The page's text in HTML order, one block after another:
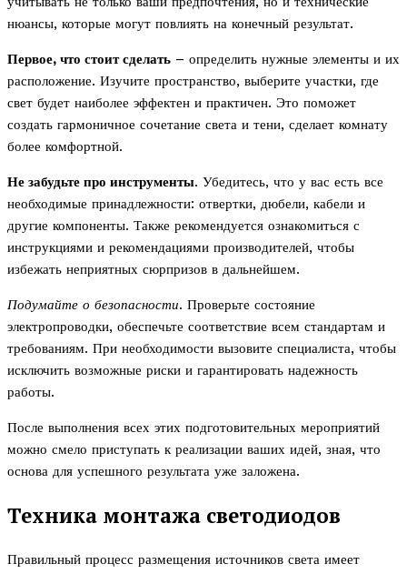
нюансы, которые могут повлиять на конечный результат.
Первое, что стоит сделать – определить нужные элементы и их
расположение. Изучите пространство, выберите участки, где
свет будет наиболее эффектен и практичен. Это поможет
создать гармоничное сочетание света и тени, сделает комнату
более комфортной.
Не забудьте про инструменты. Убедитесь, что у вас есть все
необходимые принадлежности: отвертки, дюбели, кабели и
другие компоненты. Также рекомендуется ознакомиться с
инструкциями и рекомендациями производителей, чтобы
избежать неприятных сюрпризов в дальнейшем.
Подумайте о безопасности. Проверьте состояние
электропроводки, обеспечьте соответствие всем стандартам и
требованиям. При необходимости вызовите специалиста, чтобы
исключить возможные риски и гарантировать надежность
работы.
После выполнения всех этих подготовительных мероприятий
можно смело приступать к реализации ваших идей, зная, что
основа для успешного результата уже заложена.
Техника монтажа светодиодов
Правильный процесс размещения источников света имеет